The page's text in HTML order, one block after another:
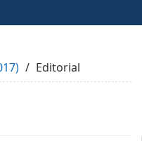
Editorial